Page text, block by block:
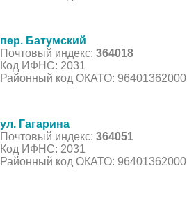
пер. Батумский
Почтовый индекс: 364018
Код ИФНС: 2031
Районный код ОКАТО: 96401362000
ул. Гагарина
Почтовый индекс: 364051
Код ИФНС: 2031
Районный код ОКАТО: 96401362000